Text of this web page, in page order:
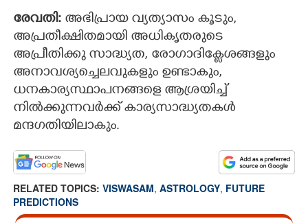
രേവതി: അഭിപ്രായ വ്യത്യാസം കൂടും,
അപ്രതീക്ഷിതമായി അധികൃതരുടെ
അപ്രീതിക്കു സാദ്ധ്യത, രോഗാദിക്ലേശങ്ങളും
അനാവശ്യച്ചെലവുകളും ഉണ്ടാകും,
ധനകാര്യസ്ഥാപനങ്ങളെ ആശ്രയിച്ച്
നില്‍ക്കുന്നവര്‍ക്ക് കാര്യസാദ്ധ്യതകള്‍
മന്ദഗതിയിലാകും.
RELATED TOPICS: VISWASAM, ASTROLOGY, FUTURE
PREDICTIONS